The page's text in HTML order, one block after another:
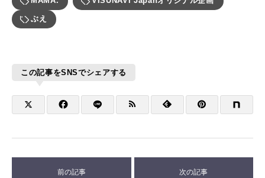
ぶえ
この記事をSNSでシェアする
前の記事 次の記事